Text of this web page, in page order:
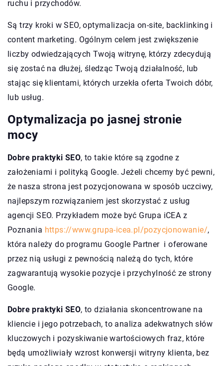
ruchu i przychodów.
Są trzy kroki w SEO, optymalizacja on-site, backlinking i
content marketing. Ogólnym celem jest zwiększenie
liczby odwiedzających Twoją witrynę, którzy zdecydują
się zostać na dłużej, śledząc Twoją działalność, lub
stając się klientami, których urzekła oferta Twoich dóbr,
lub usług.
Optymalizacja po jasnej stronie
mocy
Dobre praktyki SEO, to takie które są zgodne z
założeniami i polityką Google. Jeżeli chcemy być pewni,
że nasza strona jest pozycjonowana w sposób uczciwy,
najlepszym rozwiązaniem jest skorzystać z usług
agencji SEO. Przykładem może być Grupa iCEA z
Poznania https://www.grupa-icea.pl/pozycjonowanie/,
która należy do programu Google Partner i oferowane
przez nią usługi z pewnością należą do tych, które
zagwarantują wysokie pozycje i przychylność ze strony
Google.
Dobre praktyki SEO, to działania skoncentrowane na
kliencie i jego potrzebach, to analiza adekwatnych słów
kluczowych i pozyskiwanie wartościowych fraz, które
będą umożliwiały wzrost konwersji witryny klienta, bez